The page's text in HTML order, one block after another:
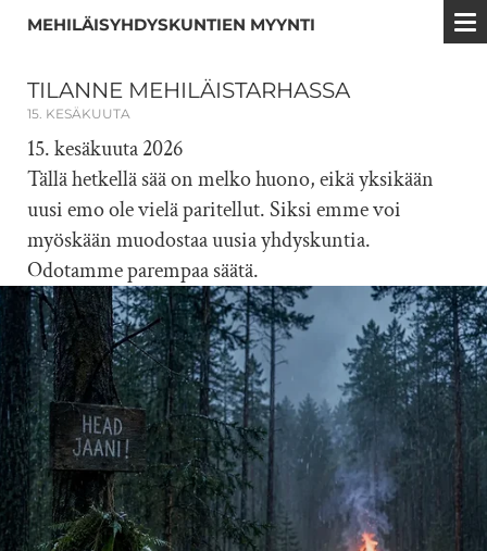
MEHILÄISYHDYSKUNTIEN MYYNTI
TILANNE MEHILÄISTARHASSA
15. KESÄKUUTA
15. kesäkuuta 2026
Tällä hetkellä sää on melko huono, eikä yksikään
uusi emo ole vielä paritellut. Siksi emme voi
myöskään muodostaa uusia yhdyskuntia.
Odotamme parempaa säätä.